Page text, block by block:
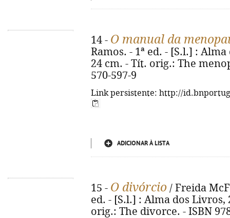
14 - O manual da
Ramos. - 1ª ed. - [S.l.] :
24 cm. - Tít. orig.: The
570-597-9
Link persistente: http://
ADICIONAR À LISTA
15 - O divórcio / Freida
ed. - [S.l.] : Alma dos Livros,
orig.: The divorce. - ISBN